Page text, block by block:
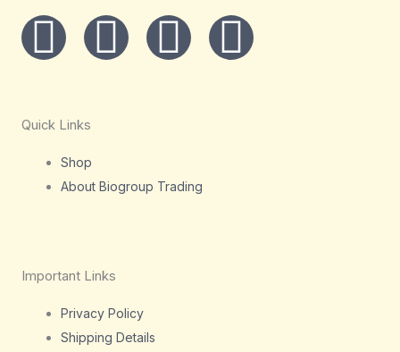
I
n
s
t
a
r
a
T
w
t
r
L
i
e
F
a
Quick Links
Shop
About Biogroup Trading
Important Links
Privacy Policy
Shipping Details